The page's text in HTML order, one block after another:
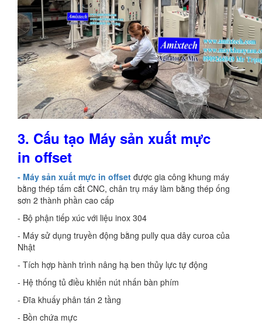
3. Cấu tạo Máy sản xuất mực
in offset
- Máy sản xuất mực in offset được gia công khung máy
bằng thép tấm cắt CNC, chân trụ máy làm bằng thép ống
sơn 2 thành phần cao cấp
- Bộ phận tiếp xúc với liệu inox 304
- Máy sử dụng truyền động bằng pully qua dây curoa của
Nhật
- Tích hợp hành trình nâng hạ ben thủy lực tự động
- Hệ thống tủ điều khiển nút nhấn bàn phím
- Đĩa khuấy phân tán 2 tầng
- Bồn chứa mực